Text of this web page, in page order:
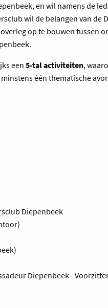
en wil namens de
wil de belangen van de
op te bouwen tussen
een 5-tal activiteiten,
één thematische
Diepenbeek
Diepenbeek -